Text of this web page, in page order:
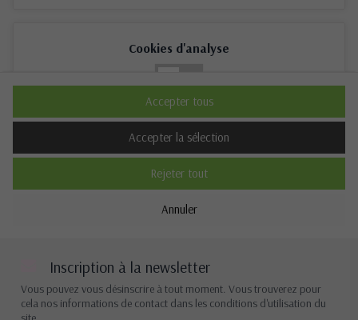
Cookies d'analyse
Description
Cookies de performance
Annuler
Rejeter tout
Accepter la sélection
Accepter tous
Inscription à la newsletter
Vous pouvez vous désinscrire à tout moment. Vous trouverez pour
cela nos informations de contact dans les conditions d'utilisation du